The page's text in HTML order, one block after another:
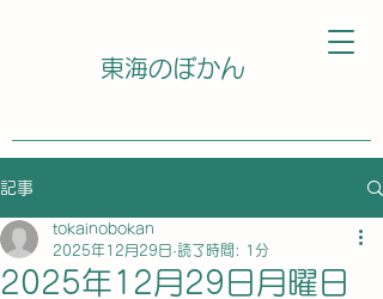
東海のぼかん
記事
2025年12月29日月曜日
tokainobokan
2025年12月29日 読了時間: 1分